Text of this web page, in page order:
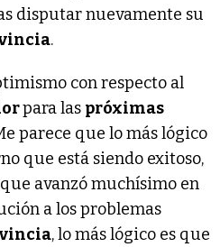
disputar nuevamente su
.
con respecto al
para las próximas
parece que lo más lógico
que está siendo exitoso,
avanzó muchísimo en
a los problemas
, lo más lógico es que